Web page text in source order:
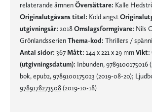
relaterande ämnenÖversättare: Kalle
Originalutgåvans titel: Kold angst
utgivningsår: 2018Omslagsformgivare: Nils
GrönlandsserienThema-kod: Thrillers /
Antal sidor: 367 Mått: 144 x 221 x 29 mmVikt:
(utgivningsdatum): Inbunden, 9789100175016
bok, epub2, 9789100175023 (2019-08-20);
9789178273508(2019-10-18)